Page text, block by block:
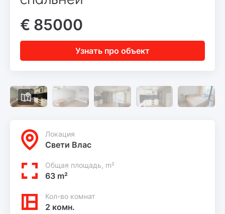
€ 85000
Узнать про объект
Локация
Свети Влас
Общая площадь, m²
63 m²
Кол-во комнат
2 комн.